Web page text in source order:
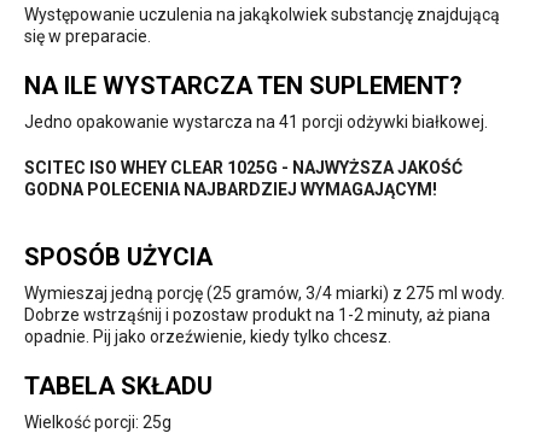
Występowanie uczulenia na jakąkolwiek substancję znajdującą
się w preparacie.
NA ILE WYSTARCZA TEN SUPLEMENT?
Jedno opakowanie wystarcza na 41 porcji odżywki białkowej.
SCITEC ISO WHEY CLEAR 1025G - NAJWYŻSZA JAKOŚĆ
GODNA POLECENIA NAJBARDZIEJ WYMAGAJĄCYM!
SPOSÓB UŻYCIA
Wymieszaj jedną porcję (25 gramów, 3/4 miarki) z 275 ml wody.
Dobrze wstrząśnij i pozostaw produkt na 1-2 minuty, aż piana
opadnie. Pij jako orzeźwienie, kiedy tylko chcesz.
TABELA SKŁADU
Wielkość porcji: 25g